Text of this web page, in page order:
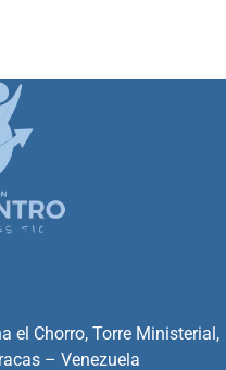
el Chorro, Torre Ministerial,
– Venezuela